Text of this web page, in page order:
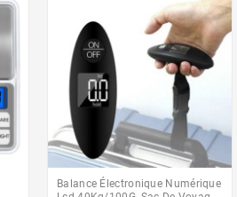
Balance Électronique Numérique